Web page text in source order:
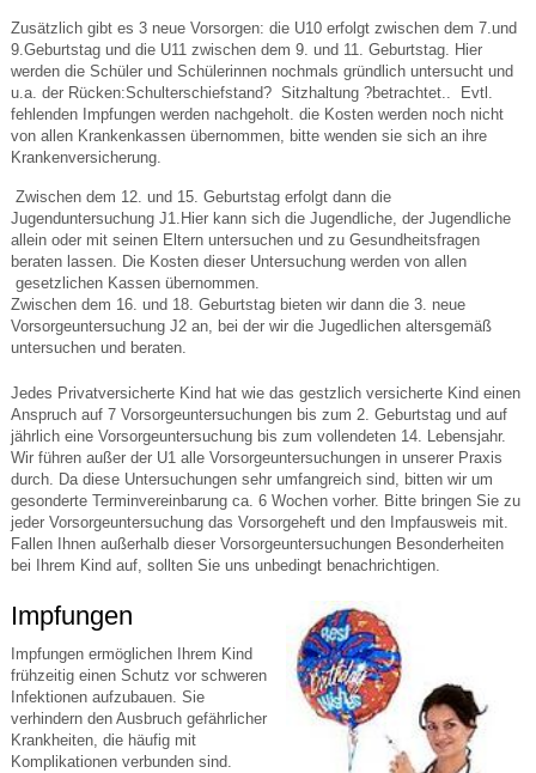
Zusätzlich gibt es 3 neue Vorsorgen: die U10 erfolgt zwischen dem 7.und
9.Geburtstag und die U11 zwischen dem 9. und 11. Geburtstag. Hier
werden die Schüler und Schülerinnen nochmals gründlich untersucht und
u.a. der Rücken:Schulterschiefstand? Sitzhaltung ?betrachtet.. Evtl.
fehlenden Impfungen werden nachgeholt. die Kosten werden noch nicht
von allen Krankenkassen übernommen, bitte wenden sie sich an ihre
Krankenversicherung.
Zwischen dem 12. und 15. Geburtstag erfolgt dann die
Jugenduntersuchung J1.Hier kann sich die Jugendliche, der Jugendliche
allein oder mit seinen Eltern untersuchen und zu Gesundheitsfragen
beraten lassen. Die Kosten dieser Untersuchung werden von allen
gesetzlichen Kassen übernommen.
Zwischen dem 16. und 18. Geburtstag bieten wir dann die 3. neue
Vorsorgeuntersuchung J2 an, bei der wir die Jugedlichen altersgemäß
untersuchen und beraten.
Jedes Privatversicherte Kind hat wie das gestzlich versicherte Kind einen
Anspruch auf 7 Vorsorgeuntersuchungen bis zum 2. Geburtstag und auf
jährlich eine Vorsorgeuntersuchung bis zum vollendeten 14. Lebensjahr.
Wir führen außer der U1 alle Vorsorgeuntersuchungen in unserer Praxis
durch. Da diese Untersuchungen sehr umfangreich sind, bitten wir um
gesonderte Terminvereinbarung ca. 6 Wochen vorher. Bitte bringen Sie zu
jeder Vorsorgeuntersuchung das Vorsorgeheft und den Impfausweis mit.
Fallen Ihnen außerhalb dieser Vorsorgeuntersuchungen Besonderheiten
bei Ihrem Kind auf, sollten Sie uns unbedingt benachrichtigen.
Impfungen
Impfungen ermöglichen Ihrem Kind
frühzeitig einen Schutz vor schweren
Infektionen aufzubauen. Sie
verhindern den Ausbruch gefährlicher
Krankheiten, die häufig mit
Komplikationen verbunden sind.